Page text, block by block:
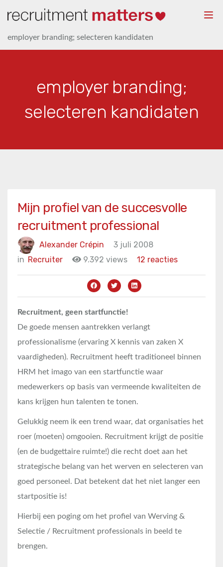
employer branding; selecteren kandidaten
employer branding;
selecteren kandidaten
Mijn profiel van de succesvolle
recruitment professional
Alexander Crépin
3 juli 2008
in Recruiter 9.392 views 12 reacties
Recruitment, geen startfunctie!
De goede mensen aantrekken verlangt
professionalisme (ervaring X kennis van zaken X
vaardigheden). Recruitment heeft traditioneel binnen
HRM het imago van een startfunctie waar
medewerkers op basis van vermeende kwaliteiten de
kans krijgen hun talenten te tonen.
Gelukkig neem ik een trend waar, dat organisaties het
roer (moeten) omgooien. Recruitment krijgt de positie
(en de budgettaire ruimte!) die recht doet aan het
strategische belang van het werven en selecteren van
goed personeel. Dat betekent dat het niet langer een
startpositie is!
Hierbij een poging om het profiel van Werving &
Selectie / Recruitment professionals in beeld te
brengen.